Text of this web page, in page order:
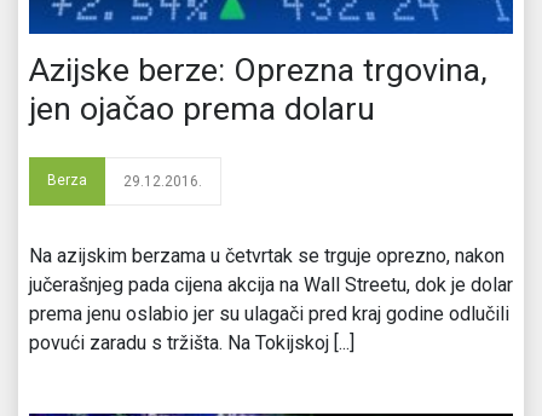
Azijske berze: Oprezna trgovina,
jen ojačao prema dolaru
Berza 29.12.2016.
Na azijskim berzama u četvrtak se trguje oprezno, nakon
jučerašnjeg pada cijena akcija na Wall Streetu, dok je dolar
prema jenu oslabio jer su ulagači pred kraj godine odlučili
povući zaradu s tržišta. Na Tokijskoj [...]